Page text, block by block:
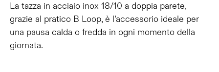
La tazza in acciaio inox 18/10 a doppia parete,
grazie al pratico B Loop, è l’accessorio ideale per
una pausa calda o fredda in ogni momento della
giornata.